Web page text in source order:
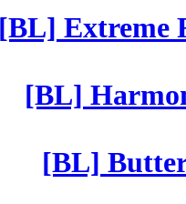
[BL] Extreme
[BL]
[BL]